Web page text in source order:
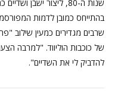
שנות ה-80, ליצור ישבן ושדיים כמו של ג'סיקה ראביט",
בהתייחס כמובן לדמות
שרבים מגדירים כמעין שילוב
של כוכבות הוליווד. "למרבה
להדביק לי את השדיים".